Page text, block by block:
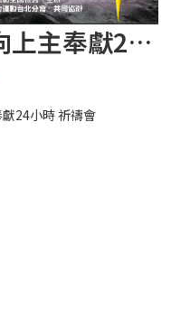
2025 希望禧年 向上主奉獻24小時 祈禱會
24小時 祈禱會